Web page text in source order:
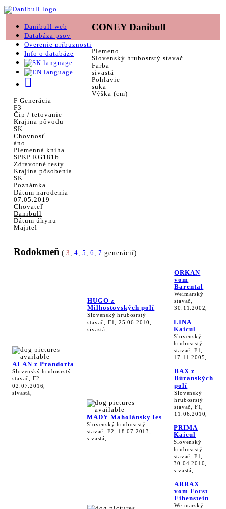
Danibull web
Databáza psov
Overenie príbuznosti
Info o databáze
CONEY Danibull
Plemeno
Slovenský hrubosrstý stavač
Farba
sivastá
Pohlavie
suka
Výška (cm)
F Generácia
F3
Čip / tetovanie
Krajina pôvodu
SK
Chovnosť
áno
Plemenná kniha
SPKP RG1816
Zdravotné testy
Krajina pôsobenia
SK
Poznámka
Dátum narodenia
07.05.2019
Chovateľ
Danibull
Dátum úhynu
Majiteľ
Rodokmeň (3,4,5,6,7 generácií)
ALAN z Prandorfa
Slovenský hrubosrstý
stavač, F2,
02.07.2016,
sivastá,
HUGO z
Milhostovských polí
Slovenský hrubosrstý
stavač, F1, 25.06.2010,
sivastá,
ORKAN
vom
Barental
Weimarský
stavač,
30.11.2002,
LINA
Kaicul
Slovenský
hrubosrstý
stavač, F1,
17.11.2005,
MADY Maholánsky les
Slovenský hrubosrstý
stavač, F2, 18.07.2013,
sivastá,
BAX z
Búranských
polí
Slovenský
hrubosrstý
stavač, F1,
11.06.2010,
PRIMA
Kaicul
Slovenský
hrubosrstý
stavač, F1,
30.04.2010,
sivastá,
ARRAX
vom Forst
Eibenstein
Weimarský